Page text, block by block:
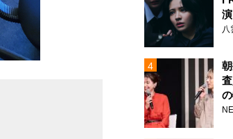
みちょぱ
八